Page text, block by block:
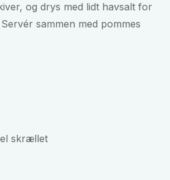
og drys med lidt havsalt for
sammen med pommes
skrællet